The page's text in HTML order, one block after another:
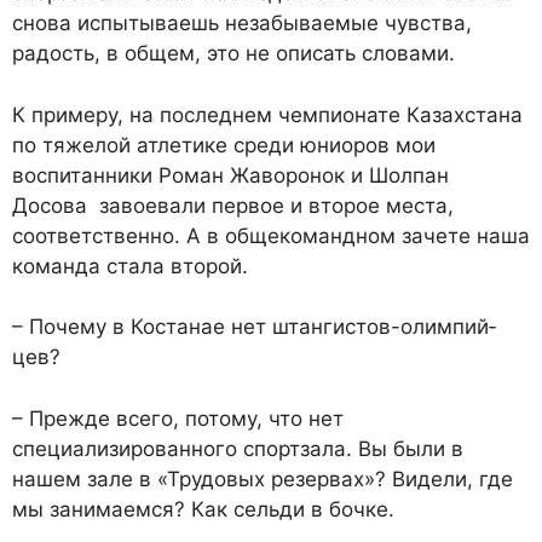
снова испытываешь незабываемые чувства,
радость, в общем, это не описать словами.
К примеру, на последнем чемпионате Казахстана
по тяжелой атлетике среди юниоров мои
воспитанники Роман Жаворонок и Шолпан
Досова завоевали первое и второе места,
соответственно. А в общекомандном зачете наша
команда стала второй.
– Почему в Костанае нет штангистов-олим­пий­
цев?
– Прежде всего, потому, что нет
специализированного спортзала. Вы были в
нашем зале в «Трудовых резервах»? Видели, где
мы занимаемся? Как сельди в бочке.